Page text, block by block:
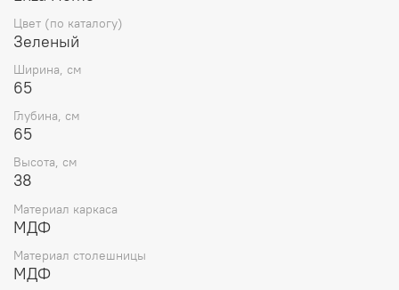
Цвет (по каталогу)
Зеленый
Ширина, см
65
Глубина, см
65
Высота, см
38
Материал каркаса
МДФ
Материал столешницы
МДФ